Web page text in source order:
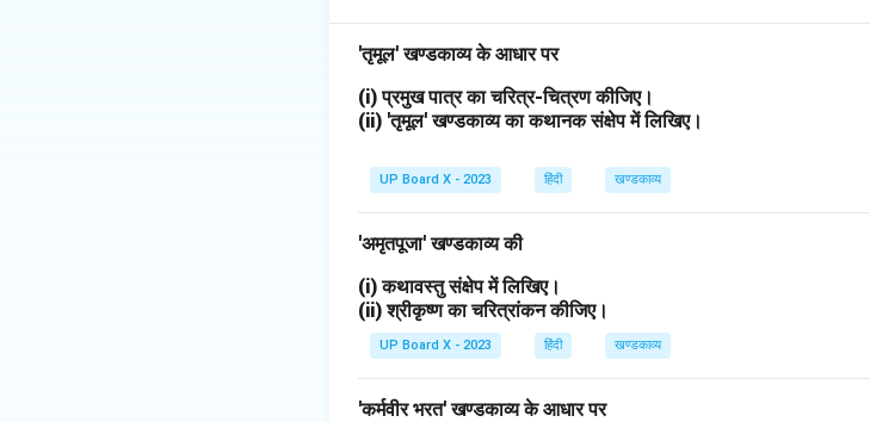
'तृमूल' खण्डकाव्य के आधार पर
(i) प्रमुख पात्र का चरित्र-चित्रण कीजिए।
(ii) 'तृमूल' खण्डकाव्य का कथानक संक्षेप में लिखिए।
UP Board X - 2023 हिंदी खण्डकाव्य
'अमृतपूजा' खण्डकाव्य की
(i) कथावस्तु संक्षेप में लिखिए।
(ii) श्रीकृष्ण का चरित्रांकन कीजिए।
UP Board X - 2023 हिंदी खण्डकाव्य
'कर्मवीर भरत' खण्डकाव्य के आधार पर